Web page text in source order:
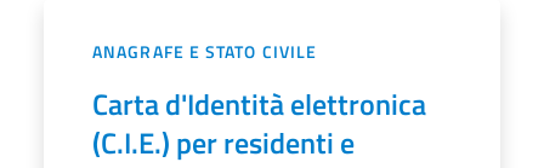
ANAGRAFE E STATO CIVILE
Carta d'Identità elettronica
(C.I.E.) per residenti e